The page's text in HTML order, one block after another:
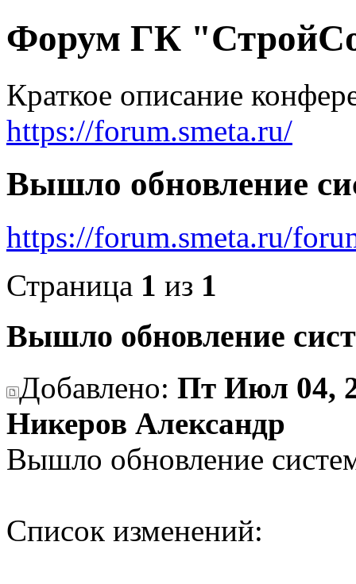
Форум ГК
Краткое описание
https://forum.smeta.ru/
Вышло обновление
https://forum.smeta.ru/
Страница 1 из 1
Вышло обновление
Добавлено: Пт Июл 04,
Никеров Александр
Вышло обновление
Список изменений: